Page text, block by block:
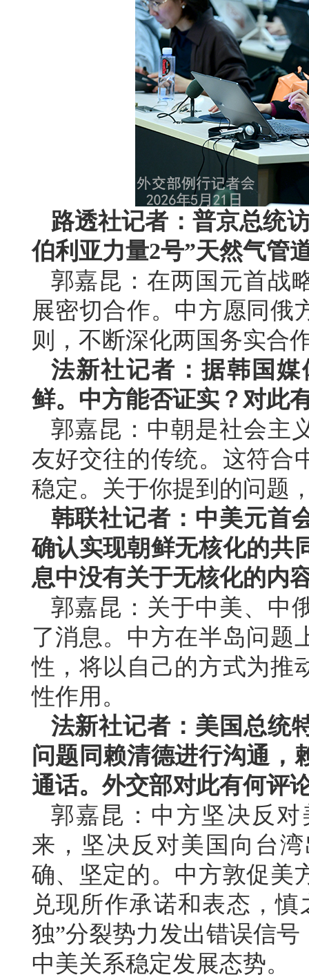
路透社记者：普京总统
伯利亚力量2号”天然气管
郭嘉昆：在两国元首战
展密切合作。中方愿同俄
则，不断深化两国务实合
法新社记者：据韩国
鲜。中方能否证实？对此
郭嘉昆：中朝是社会主
友好交往的传统。这符合
稳定。关于你提到的问题
韩联社记者：中美元首
确认实现朝鲜无核化的共
息中没有关于无核化的内
郭嘉昆：关于中美、中
了消息。中方在半岛问题
性，将以自己的方式为推
性作用。
法新社记者：美国总统
问题同赖清德进行沟通，
通话。外交部对此有何评
郭嘉昆：中方坚决反
来，坚决反对美国向台
确、坚定的。中方敦促美
兑现所作承诺和表态，
独”分裂势力发出错误信
中美关系稳定发展态势。